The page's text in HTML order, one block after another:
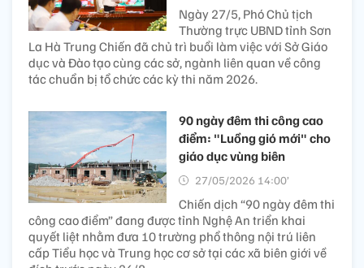
Ngày 27/5, Phó Chủ tịch
Thường trực UBND tỉnh Sơn
La Hà Trung Chiến đã chủ trì buổi làm việc với Sở Giáo
dục và Đào tạo cùng các sở, ngành liên quan về công
tác chuẩn bị tổ chức các kỳ thi năm 2026.
90 ngày đêm thi công cao
điểm: "Luồng gió mới" cho
giáo dục vùng biên
27/05/2026 14:00’
Chiến dịch “90 ngày đêm thi
công cao điểm” đang được tỉnh Nghệ An triển khai
quyết liệt nhằm đưa 10 trường phổ thông nội trú liên
cấp Tiểu học và Trung học cơ sở tại các xã biên giới về